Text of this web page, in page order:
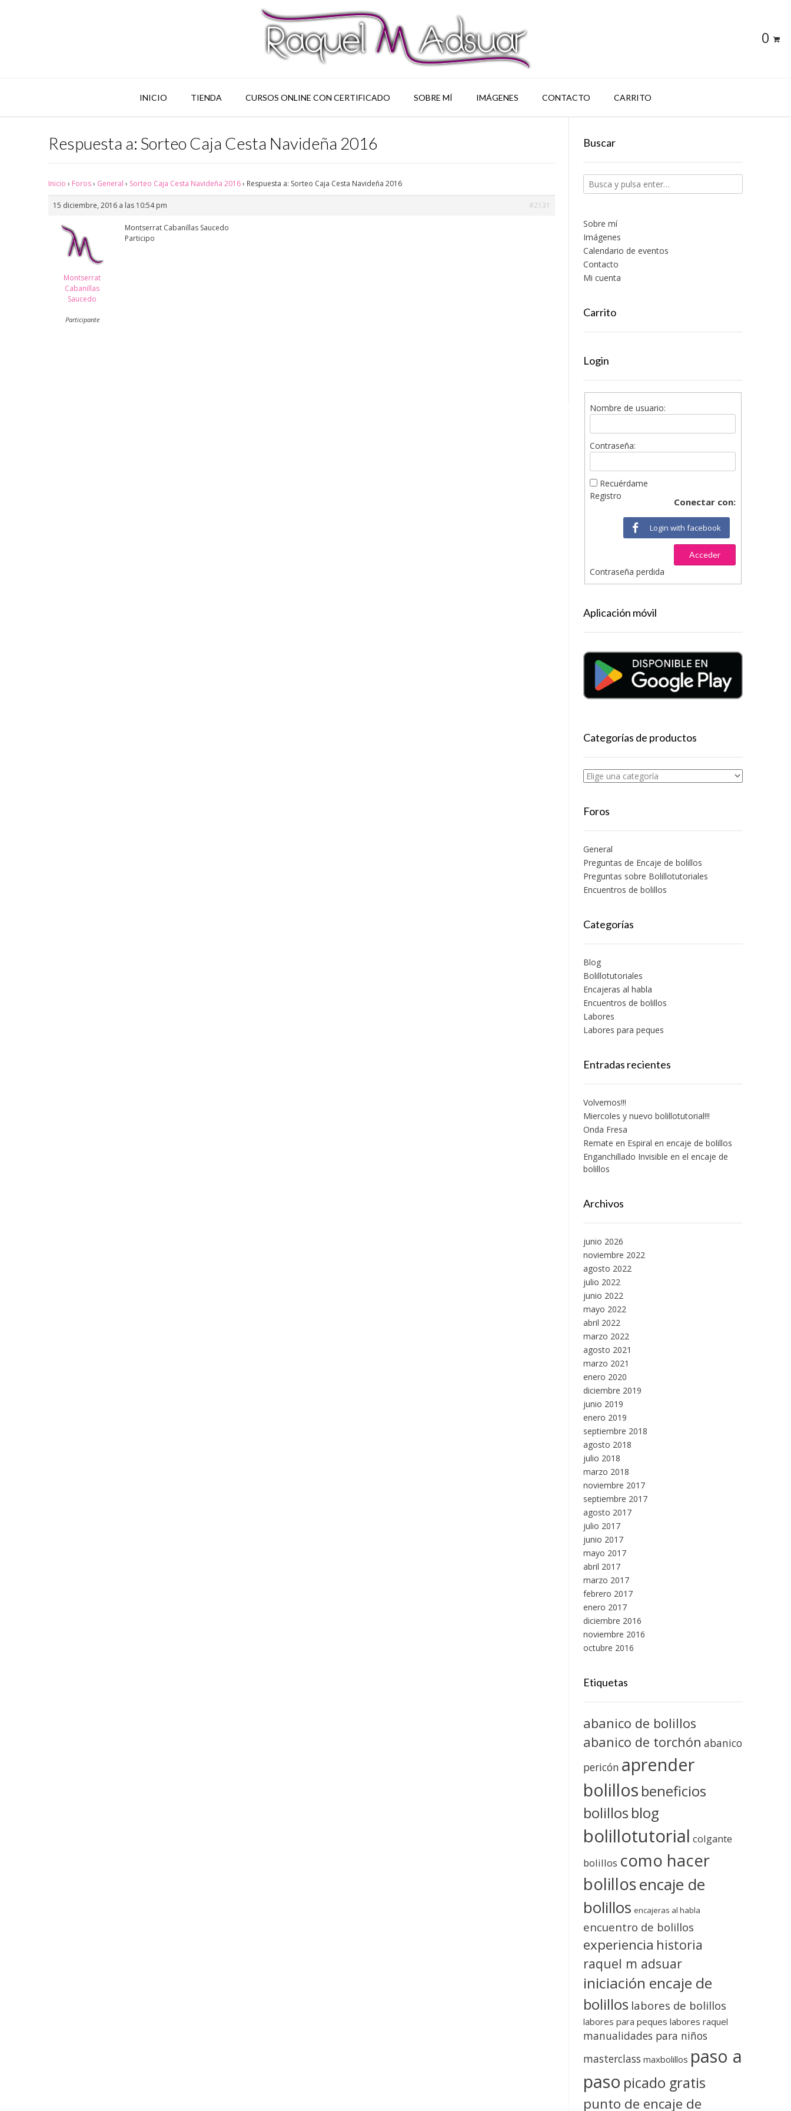
0
INICIO TIENDA CURSOS ONLINE CON CERTIFICADO SOBRE MÍ IMÁGENES CONTACTO CARRITO
Respuesta a: Sorteo Caja Cesta Navideña 2016
Inicio › Foros› General › Sorteo Caja Cesta Navideña 2016› Respuesta a: Sorteo Caja Cesta Navideña 2016
15 diciembre, 2016 a las 10:54 pm #2131
Montserrat
Cabanillas
Saucedo
Participante
Montserrat Cabanillas Saucedo
Participo
Buscar
Sobre mí
Imágenes
Calendario de eventos
Contacto
Mi cuenta
Carrito
Login
Nombre de usuario:
Contraseña:
Recuérdame
Conectar con:
Login with facebook
Acceder
Registro
Contraseña perdida
Aplicación móvil
Categorías de productos
Foros
General
Preguntas de Encaje de bolillos
Preguntas sobre Bolillotutoriales
Encuentros de bolillos
Categorías
Blog
Bolillotutoriales
Encajeras al habla
Encuentros de bolillos
Labores
Labores para peques
Entradas recientes
Volvemos!!!
Miercoles y nuevo bolillotutorial!!!
Onda Fresa
Remate en Espiral en encaje de bolillos
Enganchillado Invisible en el encaje de
bolillos
Archivos
junio 2026
noviembre 2022
agosto 2022
julio 2022
junio 2022
mayo 2022
abril 2022
marzo 2022
agosto 2021
marzo 2021
enero 2020
diciembre 2019
junio 2019
enero 2019
septiembre 2018
agosto 2018
julio 2018
marzo 2018
noviembre 2017
septiembre 2017
agosto 2017
julio 2017
junio 2017
mayo 2017
abril 2017
marzo 2017
febrero 2017
enero 2017
diciembre 2016
noviembre 2016
octubre 2016
Etiquetas
abanico de bolillos
abanico de torchón abanico
pericón aprender
bolillos beneficios
bolillos blog
bolillotutorial colgante
bolillos como hacer
bolillosencaje de
bolillos encajeras al habla
encuentro de bolillos
experiencia historia
raquel m adsuar
iniciación encaje de
bolillos labores de bolillos
labores para peques labores raquel
manualidades para niños
masterclass maxbolillos paso a
paso picado gratis
punto de encaje de